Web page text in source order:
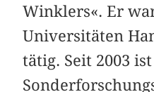
Winklers«. Er
Universitäten
tätig. Seit 2003